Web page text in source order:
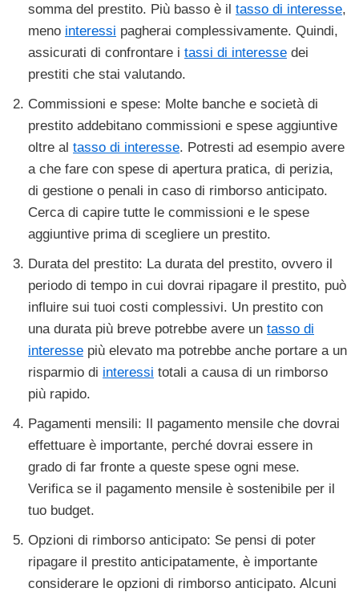
somma del prestito. Più basso è il tasso di interesse,
meno interessi pagherai complessivamente. Quindi,
assicurati di confrontare i tassi di interesse dei
prestiti che stai valutando.
Commissioni e spese: Molte banche e società di
prestito addebitano commissioni e spese aggiuntive
oltre al tasso di interesse. Potresti ad esempio avere
a che fare con spese di apertura pratica, di perizia,
di gestione o penali in caso di rimborso anticipato.
Cerca di capire tutte le commissioni e le spese
aggiuntive prima di scegliere un prestito.
Durata del prestito: La durata del prestito, ovvero il
periodo di tempo in cui dovrai ripagare il prestito, può
influire sui tuoi costi complessivi. Un prestito con
una durata più breve potrebbe avere un tasso di
interesse più elevato ma potrebbe anche portare a un
risparmio di interessi totali a causa di un rimborso
più rapido.
Pagamenti mensili: Il pagamento mensile che dovrai
effettuare è importante, perché dovrai essere in
grado di far fronte a queste spese ogni mese.
Verifica se il pagamento mensile è sostenibile per il
tuo budget.
Opzioni di rimborso anticipato: Se pensi di poter
ripagare il prestito anticipatamente, è importante
considerare le opzioni di rimborso anticipato. Alcuni